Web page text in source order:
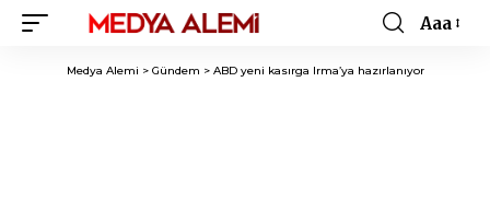
Font
Aaa
Medya Alemi > Gündem > ABD yeni kasırga Irma’ya hazırlanıyor